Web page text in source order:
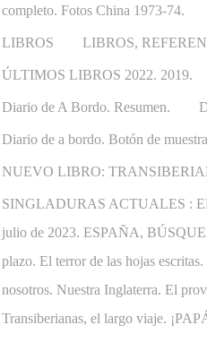
completo. Fotos China 1973-74.
LIBROS LIBROS,
ÚLTIMOS LIBROS 2022. 2019.
Diario de A Bordo. Resumen.
Diario de a bordo. Botón de
NUEVO LIBRO:
SINGLADURAS ACTUALES :
julio de 2023. ESPAÑA,
plazo. El terror de las hojas
nosotros. Nuestra Inglaterra. El
Transiberianas, el largo viaje.